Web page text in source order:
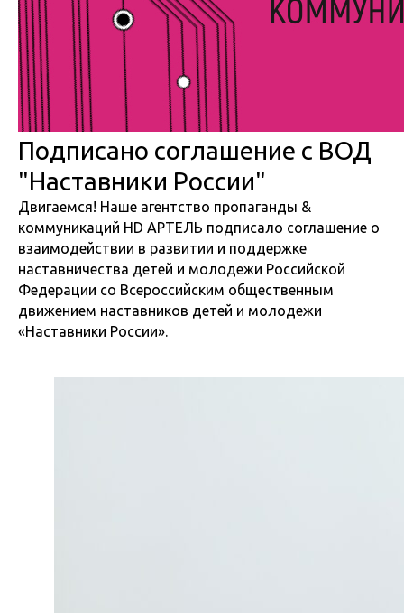
Подписано соглашение с ВОД
"Наставники России"
Двигаемся! Наше агентство пропаганды &
коммуникаций HD АРТЕЛЬ подписало соглашение о
взаимодействии в развитии и поддержке
наставничества детей и молодежи Российской
Федерации со Всероссийским общественным
движением наставников детей и молодежи
«Наставники России».